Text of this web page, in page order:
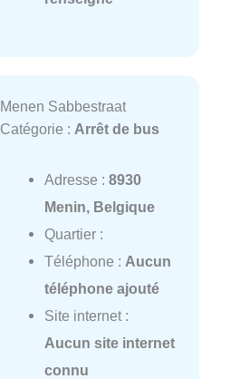
Menen Sabbestraat
Catégorie : Arrêt de bus
Adresse : 8930
Menin, Belgique
Quartier :
Téléphone : Aucun
téléphone ajouté
Site internet :
Aucun site internet
connu